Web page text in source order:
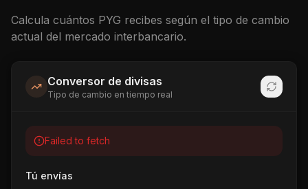
Calcula cuántos PYG recibes según el tipo de cambio
actual del mercado interbancario.
Conversor de divisas
Tipo de cambio en tiempo real
Failed to fetch
Tú envías